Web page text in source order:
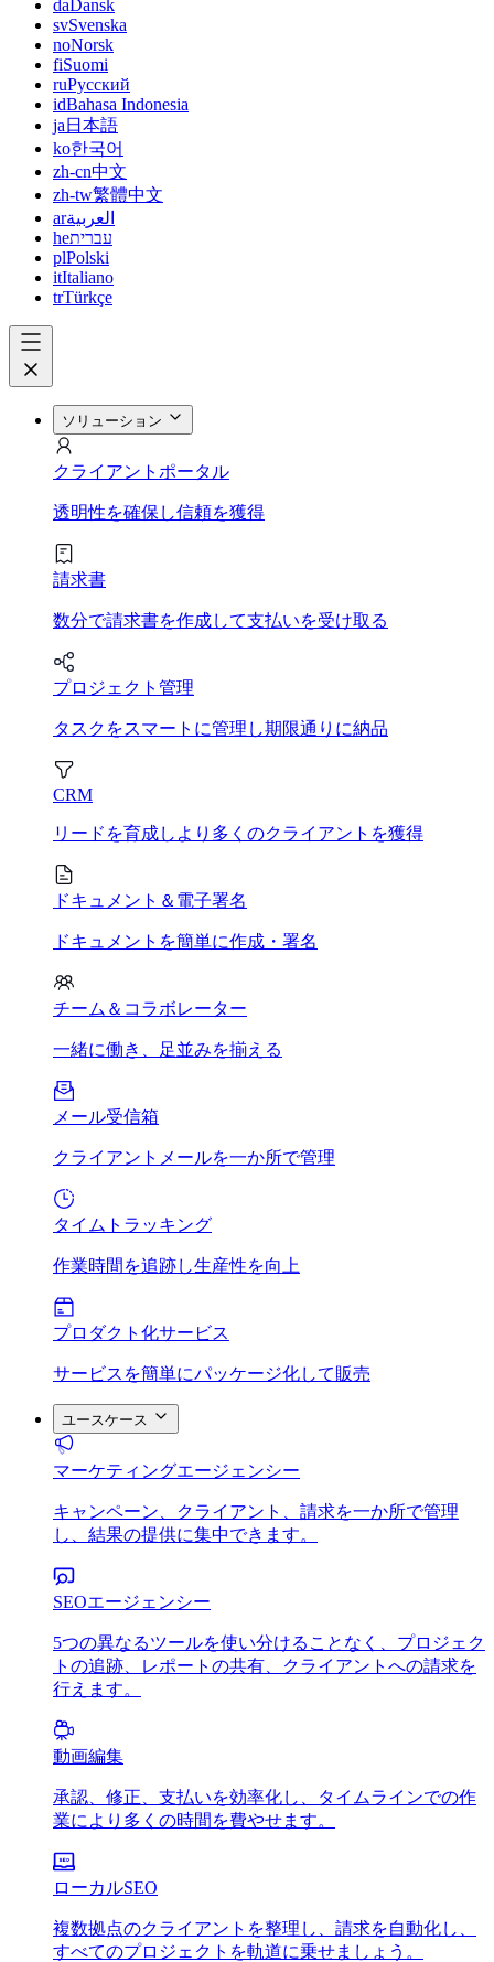
da Dansk
svSvenska
noNorsk
fiSuomi
ruРусский
idBahasa Indonesia
ja 日本語
ko한국어
zh-cn中文
zh-tw繁體中文
arالعربية
heעברית
plPolski
itItaliano
trTürkçe
ソリューション
クライアントポータル
透明性を確保し信頼を獲得
請求書
数分で請求書を作成して支払いを受け取る
プロジェクト管理
タスクをスマートに管理し期限通りに納品
CRM
リードを育成しより多くのクライアントを獲得
ドキュメント＆電子署名
ドキュメントを簡単に作成・署名
チーム＆コラボレーター
一緒に働き、足並みを揃える
メール受信箱
クライアントメールを一か所で管理
タイムトラッキング
作業時間を追跡し生産性を向上
プロダクト化サービス
サービスを簡単にパッケージ化して販売
ユースケース
マーケティングエージェンシー
キャンペーン、クライアント、請求を一か所で管理
し、結果の提供に集中できます。
SEOエージェンシー
5つの異なるツールを使い分けることなく、プロジェク
トの追跡、レポートの共有、クライアントへの請求を
行えます。
動画編集
承認、修正、支払いを効率化し、タイムラインでの作
業により多くの時間を費やせます。
ローカルSEO
複数拠点のクライアントを整理し、請求を自動化し、
すべてのプロジェクトを軌道に乗せましょう。